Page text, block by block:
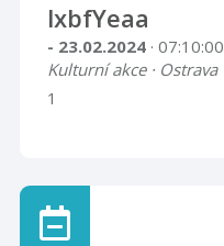
lxbfYeaa
- 23.02.2024 · 07:10:00
Kulturní akce · Ostrava
1